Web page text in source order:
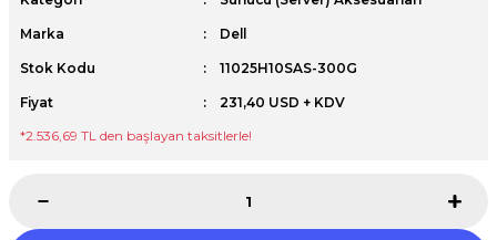
/ XPS+GPU
Marka Dell
Stok Kodu 11025H10SAS-300G
Fiyat
231,40 USD + KDV
*2.536,69 TL den başlayan taksitlerle!